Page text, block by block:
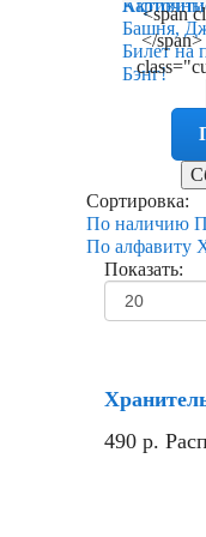
Активити
Башня,
Билет на
Бэнг!
<span
</span>
Сортировка:
По наличию
По алфавиту
Показать:
490 р.